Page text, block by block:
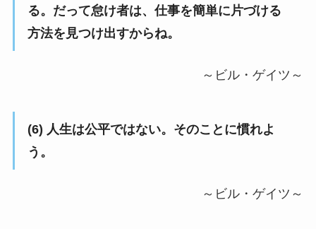
る。だって怠け者は、仕事を簡単に片づける
方法を見つけ出すからね。
～ビル・ゲイツ～
(6) 人生は公平ではない。そのことに慣れよ
う。
～ビル・ゲイツ～